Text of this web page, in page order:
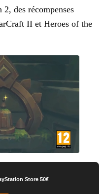
des récompenses
II et Heroes of the
Store 50€